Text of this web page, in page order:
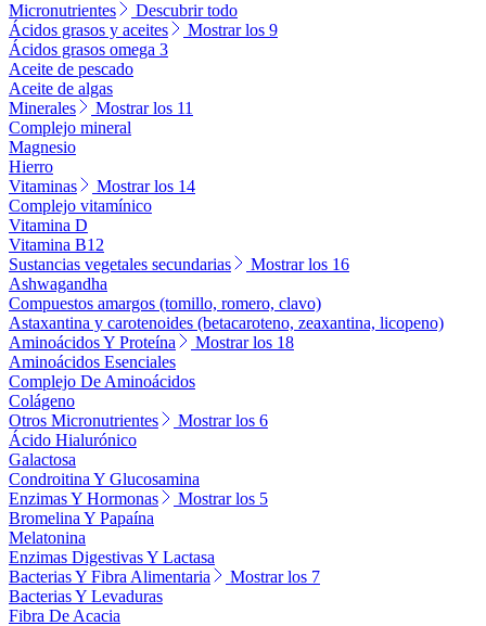
Micronutrientes
Descubrir todo
Ácidos grasos y aceites
Mostrar los 9
Ácidos grasos omega 3
Aceite de pescado
Aceite de algas
Minerales
Mostrar los 11
Complejo mineral
Magnesio
Hierro
Vitaminas
Mostrar los 14
Complejo vitamínico
Vitamina D
Vitamina B12
Sustancias vegetales secundarias
Mostrar los 16
Ashwagandha
Compuestos amargos (tomillo, romero, clavo)
Astaxantina y carotenoides (betacaroteno, zeaxantina, licopeno)
Aminoácidos Y Proteína
Mostrar los 18
Aminoácidos Esenciales
Complejo De Aminoácidos
Colágeno
Otros Micronutrientes
Mostrar los 6
Ácido Hialurónico
Galactosa
Condroitina Y Glucosamina
Enzimas Y Hormonas
Mostrar los 5
Bromelina Y Papaína
Melatonina
Enzimas Digestivas Y Lactasa
Bacterias Y Fibra Alimentaria
Mostrar los 7
Bacterias Y Levaduras
Fibra De Acacia